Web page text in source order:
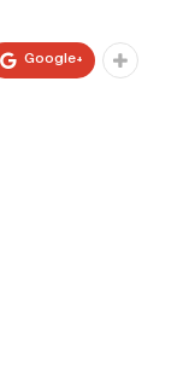
Google+